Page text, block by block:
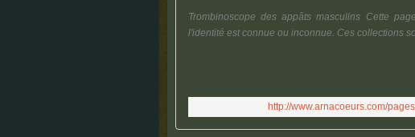
Trombinoscope des appâts masculins Cette
l'identité est connue ou inconnue. Ces collections
http://www.arnacoeurs.com/